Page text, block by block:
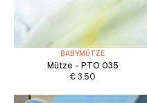
BABYMÜTZE
Mütze - PTO 035
€3.50